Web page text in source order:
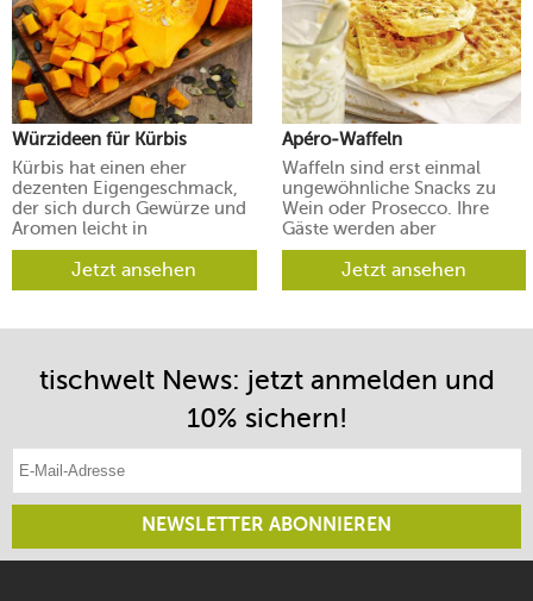
Würzideen für Kürbis
Kürbis hat einen eher
dezenten Eigengeschmack,
der sich durch Gewürze und
Aromen leicht in
verschiedene Richtungen
lenken lässt.Jetzt ansehen
Apéro-Waffeln
Waffeln sind erst einmal
ungewöhnliche Snacks zu
Wein oder Prosecco. Ihre
Gäste werden aber
begeistert sein.
Jetzt ansehen
tischwelt News: jetzt anmelden und
10% sichern!
E-Mail-Adresse eintragen
NEWSLETTER ABONNIEREN